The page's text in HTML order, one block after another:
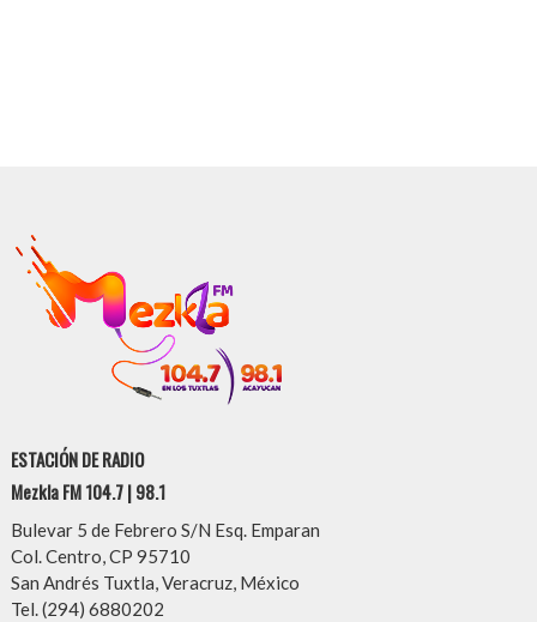
ESTACIÓN DE RADIO
Mezkla FM 104.7 | 98.1
Bulevar 5 de Febrero S/N Esq. Emparan
Col. Centro, CP 95710
San Andrés Tuxtla, Veracruz, México
Tel. (294) 6880202